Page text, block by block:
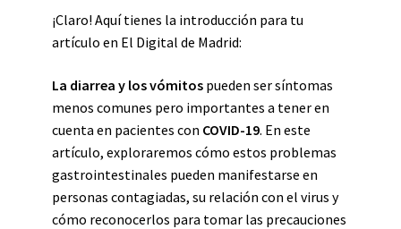
¡Claro! Aquí tienes la introducción para tu
artículo en El Digital de Madrid:
La diarrea y los vómitos pueden ser síntomas
menos comunes pero importantes a tener en
cuenta en pacientes con COVID-19. En este
artículo, exploraremos cómo estos problemas
gastrointestinales pueden manifestarse en
personas contagiadas, su relación con el virus y
cómo reconocerlos para tomar las precauciones